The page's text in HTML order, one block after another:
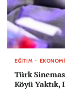
EĞITIM EKONOMI
Türk
Köyü Yaktık,